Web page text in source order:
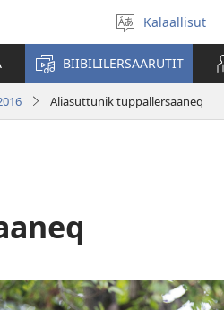
Oqaatsit
toqqakkit
Kalaallisut
BIIBILILERSAARUTIT
Aliasuttunik tuppallersaaneq